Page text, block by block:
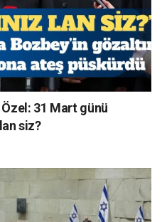
Özel: 31 Mart günü
siz?